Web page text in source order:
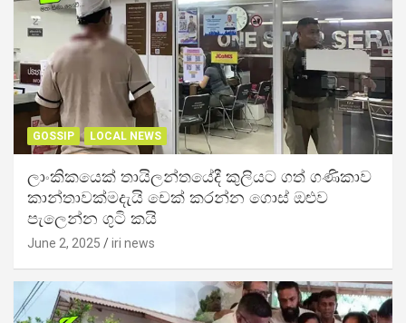
GOSSIP LOCAL NEWS
ලාංකිකයෙක් තායිලන්තයේදී කුලියට ගත් ගණිකාව
කාන්තාවක්මදැයි චෙක් කරන්න ගොස් ඔළුව
පැලෙන්න ගුටි කයි
June 2, 2025 iri news